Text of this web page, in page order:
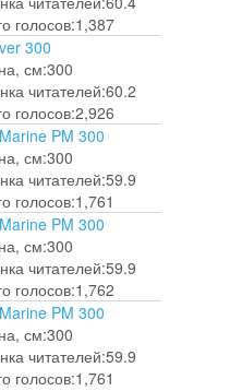
голосов:1,387
300
см:300
читателей:60.2
голосов:2,926
PM 300
см:300
читателей:59.9
голосов:1,761
PM 300
см:300
читателей:59.9
голосов:1,762
PM 300
см:300
читателей:59.9
голосов:1,761